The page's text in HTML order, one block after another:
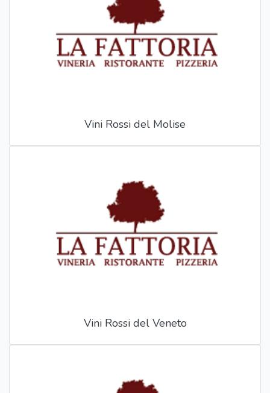
Vini Rossi del Molise
Vini Rossi del Veneto